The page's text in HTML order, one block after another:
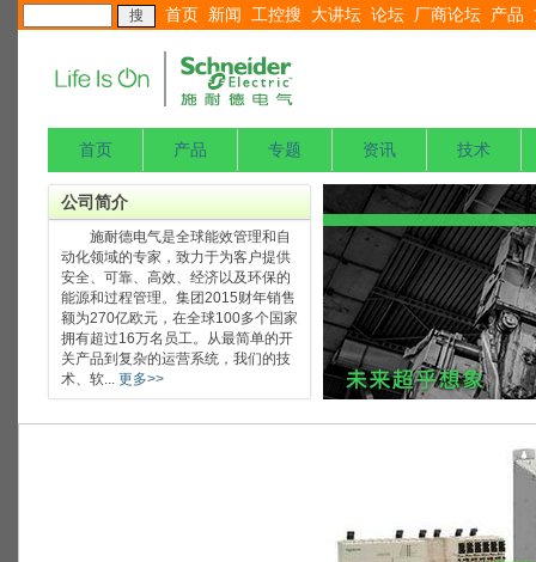
首页 新闻 工控搜 大讲坛 论坛 厂商论坛 产品
首页 产品 专题 资讯 技术
公司简介
施耐德电气是全球能效管理和自
动化领域的专家，致力于为客户提供
安全、可靠、高效、经济以及环保的
能源和过程管理。集团2015财年销售
额为270亿欧元，在全球100多个国家
拥有超过16万名员工。从最简单的开
关产品到复杂的运营系统，我们的技
术、软... 更多>>